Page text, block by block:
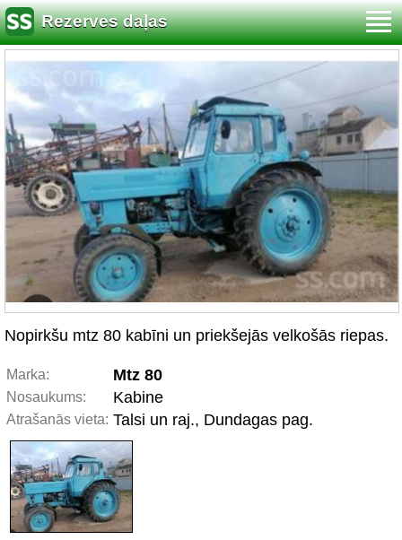
Rezerves daļas
Nopirkšu mtz 80 kabīni un priekšejās velkošās riepas.
Marka: Mtz 80
Nosaukums: Kabine
Atrašanās vieta: Talsi un raj., Dundagas pag.